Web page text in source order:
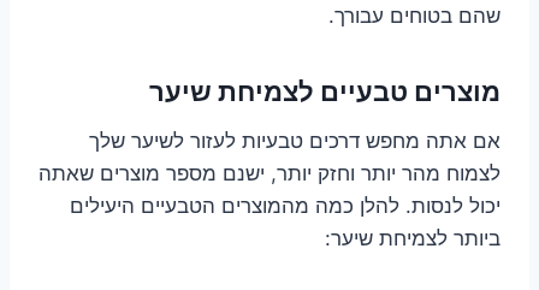
שהם בטוחים עבורך.
מוצרים טבעיים לצמיחת שיער
אם אתה מחפש דרכים טבעיות לעזור לשיער שלך
לצמוח מהר יותר וחזק יותר, ישנם מספר מוצרים שאתה
יכול לנסות. להלן כמה מהמוצרים הטבעיים היעילים
ביותר לצמיחת שיער: